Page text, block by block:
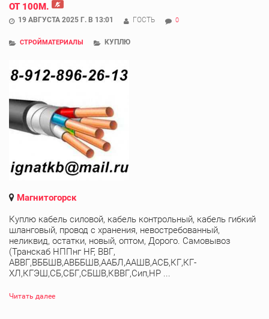
ОТ 100М.
19 АВГУСТА 2025 Г. В 13:01 ГОСТЬ 0
СТРОЙМАТЕРИАЛЫ КУПЛЮ
Магнитогорск
Куплю кабель силовой, кабель контрольный, кабель гибкий
шланговый, провод с хранения, невостребованный,
неликвид, остатки, новый, оптом, Дорого. Самовывоз
(Транскаб НППнг HF, ВВГ,
АВВГ,ВББШВ,АВББШВ,ААБЛ,ААШВ,АСБ,КГ,КГ-
ХЛ,КГЭШ,СБ,СБГ,СБШВ,КВВГ,Сип,НР ...
Читать далее